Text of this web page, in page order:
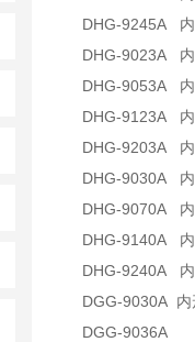
DHG-9245A
DHG-9023A
DHG-9053A
DHG-9123A
DHG-9203A
DHG-9030A
DHG-9070A
DHG-9140A
DHG-9240A
DGG-9030A
DGG-9036A